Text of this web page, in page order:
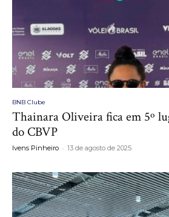
BNB Clube
Thainara Oliveira fica em 5º
do CBVP
Ivens Pinheiro - 13 de agosto de 2025